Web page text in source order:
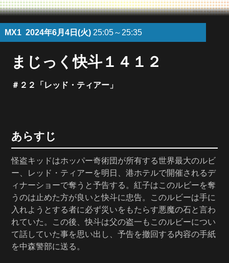
MX1 2024年6月4日(火) 25:05～25:35
まじっく快斗１４１２
＃２２「レッド・ティアー」
あらすじ
怪盗キッドはホッパー奇術団が所有する世界最大のルビ
ー、レッド・ティアーを明日、港ホテルで開催されるデ
ィナーショーで奪うと予告する。紅子はこのルビーを奪
うのは止めた方が良いと快斗に忠告。このルビーは手に
入れようとする者に必ず災いをもたらす悪魔の石と言わ
れていた。この後、快斗は父の盗一もこのルビーについ
て話していた事を思い出し、予告を撤回する内容の手紙
を中森警部に送る。